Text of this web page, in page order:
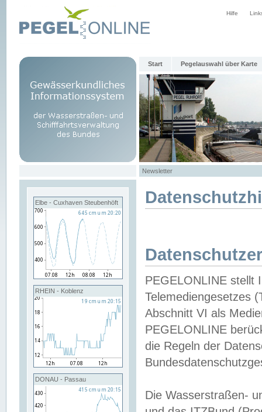
Hilfe
Start Pegelauswahl über Karte
Newsletter
Elbe - Cuxhaven Steubenhöft
RHEIN - Koblenz
DONAU - Passau
PEGELONLINE stellt
Telemediengesetzes
Abschnitt VI als
PEGELONLINE
die Regeln der
Die Wasserstraßen-